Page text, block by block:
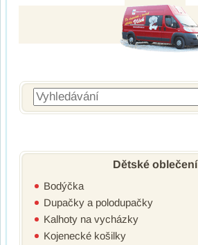
Vyhledávání
Dětské oblečení
Bodýčka
Dupačky a polodupačky
Kalhoty na vycházky
Kojenecké košilky